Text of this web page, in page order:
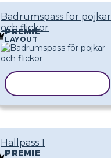
Badrumspass för pojkar
och flickor
PREMIE
LAYOUT
Hallpass 1
PREMIE